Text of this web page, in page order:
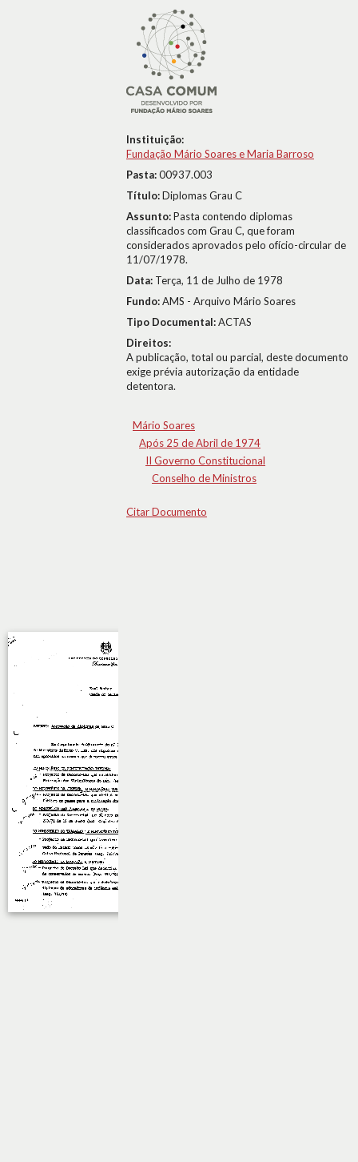
Instituição:
Fundação Mário Soares e Maria Barroso
Pasta:00937.003
Título:Diplomas Grau C
Assunto:Pasta contendo diplomas
classificados com Grau C, que foram
considerados aprovados pelo ofício-circular de
11/07/1978.
Data: Terça, 11 de Julho de 1978
Fundo:AMS - Arquivo Mário Soares
Tipo Documental:ACTAS
Direitos:
A publicação, total ou parcial, deste documento
exige prévia autorização da entidade
detentora.
Mário Soares
Após 25 de Abril de 1974
II Governo Constitucional
Conselho de Ministros
Citar Documento